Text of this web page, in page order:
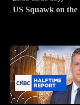
US Squawk on the